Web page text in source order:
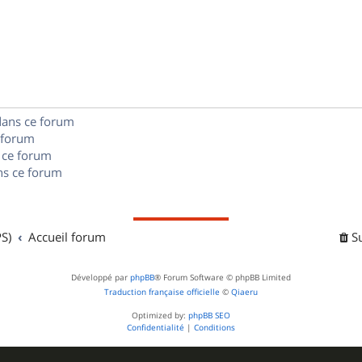
ce forum
forum
ce forum
Accueil forum
Développé par phpBB® Forum Software © phpBB Limited
Traduction française officielle © Qiaeru
Optimized by: phpBB SEO
Confidentialité | Conditions